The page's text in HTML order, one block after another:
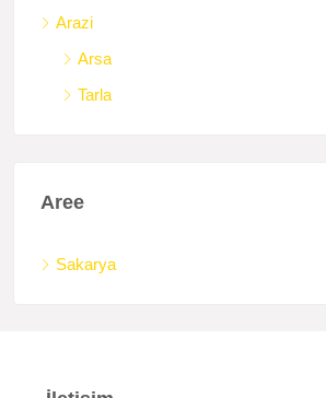
Arazi
Arsa
Tarla
Aree
Sakarya